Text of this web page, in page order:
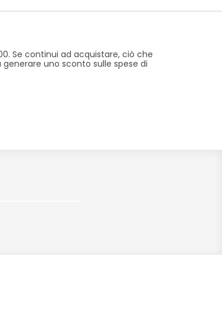
Se continui ad acquistare, ciò che
uno sconto sulle spese di